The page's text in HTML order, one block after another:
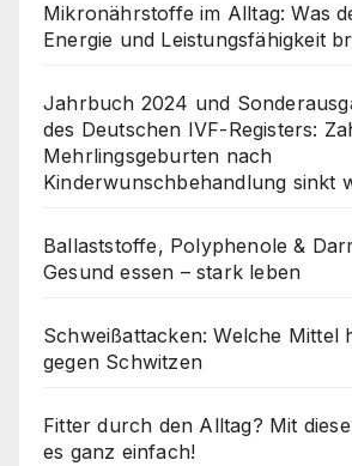
Mikronährstoffe im Alltag: Was
Energie und Leistungsfähigkeit
Jahrbuch 2024 und
des Deutschen IVF-Registers:
Mehrlingsgeburten nach
Kinderwunschbehandlung sinkt
Ballaststoffe, Polyphenole &
Gesund essen – stark leben
Schweißattacken: Welche Mittel
gegen Schwitzen
Fitter durch den Alltag? Mit
es ganz einfach!